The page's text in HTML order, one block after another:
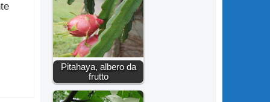
Pitahaya, albero da
frutto